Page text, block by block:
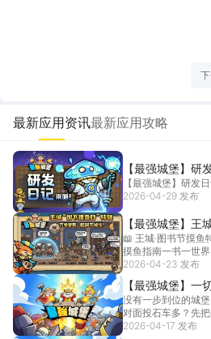
最新应用资讯最新应用攻略
【最强城堡】研
【最强城堡】研发
2026-04-29 发布
【最强城堡】王
📖 王城·图书节摸
摸鱼指南一书一世
[详情]
2026-04-23 发布
【最强城堡】一
没有一步到位的城
对面投石车多？先
一瓦的... [详情]
2026-04-17 发布